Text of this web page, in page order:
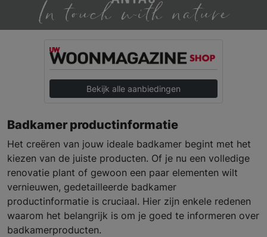
Bekijk alle aanbiedingen
Badkamer productinformatie
Het creëren van jouw ideale badkamer begint met het
kiezen van de juiste producten. Of je nu een volledige
renovatie plant of gewoon een paar elementen wilt
vernieuwen, gedetailleerde badkamer
productinformatie is cruciaal. Hier zijn enkele redenen
waarom het belangrijk is om je goed te informeren over
badkamerproducten.